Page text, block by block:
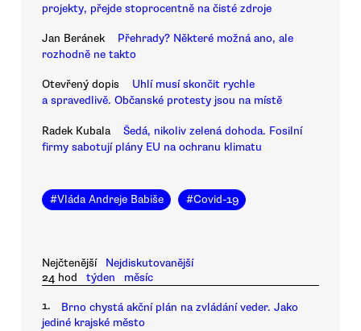
projekty, přejde stoprocentně na čisté zdroje
Jan Beránek
Přehrady? Některé možná ano, ale
rozhodně ne takto
Otevřený dopis
Uhlí musí skončit rychle
a spravedlivě. Občanské protesty jsou na místě
Radek Kubala
Šedá, nikoliv zelená dohoda. Fosilní
firmy sabotují plány EU na ochranu klimatu
#Vláda Andreje Babiše #Covid-19
Nejčtenější
Nejdiskutovanější
24 hod
týden měsíc
1.
Brno chystá akční plán na zvládání veder. Jako
jediné krajské město